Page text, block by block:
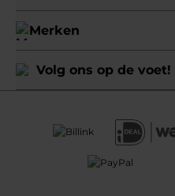
Merken
Volg ons op de voet!